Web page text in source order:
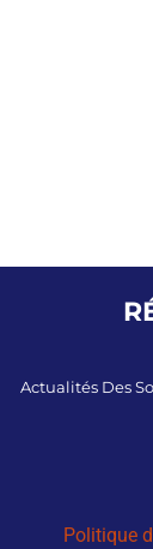
Actualités Des
Politique